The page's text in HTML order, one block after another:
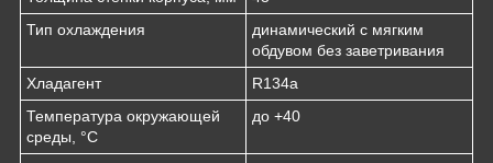
Тип охлаждения
динамический с мягким
обдувом без заветривания
Хладагент
R134a
Температура окружающей
среды, °С
до +40